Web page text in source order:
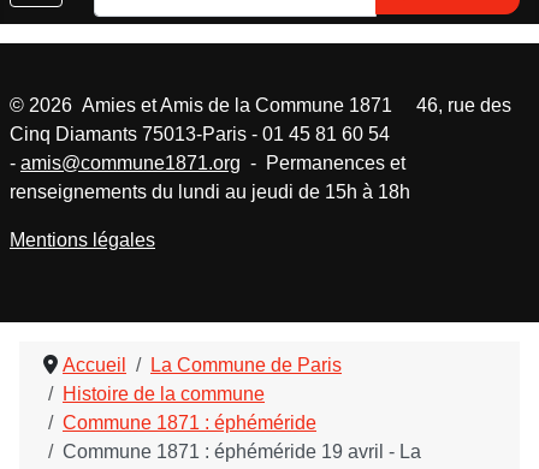
Accueil
La Commune de Paris
Histoire de la commune
Commune 1871 : éphéméride
Commune 1871 : éphéméride 19 avril - La
© 2026 Amies et Amis de la Commune 1871 46, rue des
Cinq Diamants 75013-Paris - 01 45 81 60 54
- amis@commune1871.org - Permanences et
renseignements du lundi au jeudi de 15h à 18h
Mentions légales